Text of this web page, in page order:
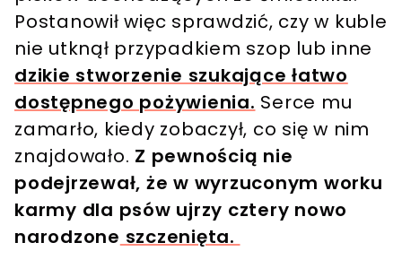
Postanowił więc sprawdzić, czy w kuble
nie utknął przypadkiem szop lub inne
dzikie stworzenie szukające łatwo
dostępnego pożywienia. Serce mu
zamarło, kiedy zobaczył, co się w nim
znajdowało. Z pewnością nie
podejrzewał, że w wyrzuconym worku
karmy dla psów ujrzy cztery nowo
narodzone szczenięta.